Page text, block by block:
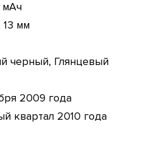
мАч
13 мм
черный, Глянцевый
2009 года
квартал 2010 года